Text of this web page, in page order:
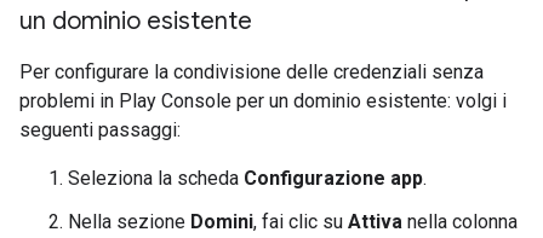
un dominio esistente
Per configurare la condivisione delle credenziali senza
problemi in Play Console per un dominio esistente: volgi i
seguenti passaggi:
Seleziona la scheda Configurazione app.
Nella sezione Domini, fai clic su Attiva nella colonna